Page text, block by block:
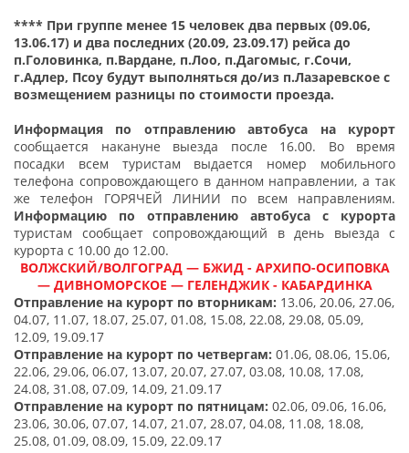
**** При группе менее 15 человек два первых (09.06,
13.06.17) и два последних (20.09, 23.09.17) рейса до
п.Головинка, п.Вардане, п.Лоо, п.Дагомыс, г.Сочи,
г.Адлер, Псоу будут выполняться до/из п.Лазаревское с
возмещением разницы по стоимости проезда.
Информация по отправлению автобуса на курорт
сообщается накануне выезда после 16.00. Во время
посадки всем туристам выдается номер мобильного
телефона сопровождающего в данном направлении, а так
же телефон ГОРЯЧЕЙ ЛИНИИ по всем направлениям.
Информацию по отправлению автобуса с курорта
туристам сообщает сопровождающий в день выезда с
курорта с 10.00 до 12.00.
ВОЛЖСКИЙ/ВОЛГОГРАД — БЖИД - АРХИПО-ОСИПОВКА
— ДИВНОМОРСКОЕ — ГЕЛЕНДЖИК - КАБАРДИНКА
Отправление на курорт по вторникам: 13.06, 20.06, 27.06,
04.07, 11.07, 18.07, 25.07, 01.08, 15.08, 22.08, 29.08, 05.09,
12.09, 19.09.17
Отправление на курорт по четвергам: 01.06, 08.06, 15.06,
22.06, 29.06, 06.07, 13.07, 20.07, 27.07, 03.08, 10.08, 17.08,
24.08, 31.08, 07.09, 14.09, 21.09.17
Отправление на курорт по пятницам: 02.06, 09.06, 16.06,
23.06, 30.06, 07.07, 14.07, 21.07, 28.07, 04.08, 11.08, 18.08,
25.08, 01.09, 08.09, 15.09, 22.09.17